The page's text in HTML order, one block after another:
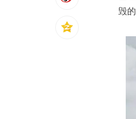
毁